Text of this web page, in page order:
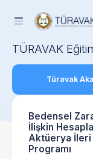
TÜRAVAK
Türavak
Bedensel
İlişkin
Aktüerya İleri
Programı